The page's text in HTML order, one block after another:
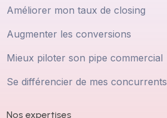
Améliorer mon taux de closing
Augmenter les conversions
Mieux piloter son pipe commercial
Se différencier de mes concurrents
Nos expertises